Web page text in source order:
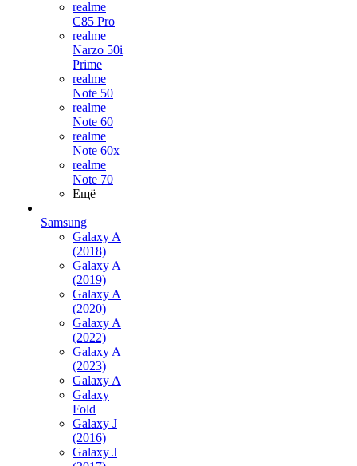
realme
C85 Pro
realme
Narzo 50i
Prime
realme
Note 50
realme
Note 60
realme
Note 60x
realme
Note 70
Ещё
Samsung
Galaxy A
(2018)
Galaxy A
(2019)
Galaxy A
(2020)
Galaxy A
(2022)
Galaxy A
(2023)
Galaxy A
Galaxy
Fold
Galaxy J
(2016)
Galaxy J